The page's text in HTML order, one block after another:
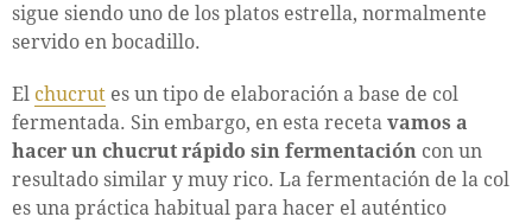
sigue siendo uno de los platos estrella, normalmente
servido en bocadillo.
El chucrut es un tipo de elaboración a base de col
fermentada. Sin embargo, en esta receta vamos a
hacer un chucrut rápido sin fermentación con un
resultado similar y muy rico. La fermentación de la col
es una práctica habitual para hacer el auténtico